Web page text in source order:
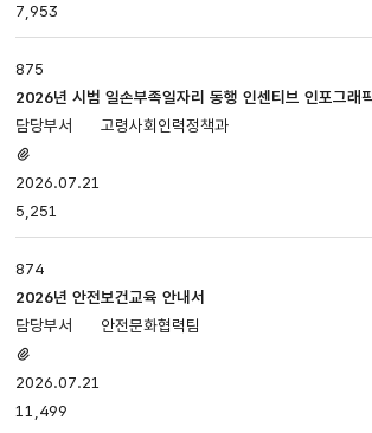
7,953
875
2026년 시범 일손부족일자리 동행 인센티브 인포그래
고령사회인력정책과
있음
2026.07.21
5,251
874
2026년 안전보건교육 안내서
안전문화협력팀
있음
2026.07.21
11,499